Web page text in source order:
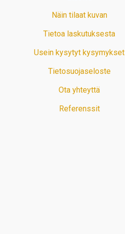
Näin tilaat kuvan
Tietoa laskutuksesta
Usein kysytyt kysymykset
Tietosuojaseloste
Ota yhteyttä
Referenssit